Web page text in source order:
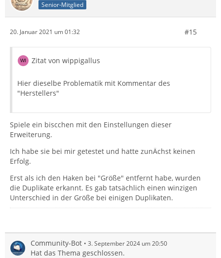
Senior-Mitglied
20. Januar 2021 um 01:32 #15
Zitat von wippigallus
Hier dieselbe Problematik mit Kommentar des
"Herstellers"
Spiele ein biscchen mit den Einstellungen dieser
Erweiterung.
Ich habe sie bei mir getestet und hatte zunÄchst keinen
Erfolg.
Erst als ich den Haken bei "Größe" entfernt habe, wurden
die Duplikate erkannt. Es gab tatsächlich einen winzigen
Unterschied in der Größe bei einigen Duplikaten.
Community-Bot 3. September 2024 um 20:50
Hat das Thema geschlossen.